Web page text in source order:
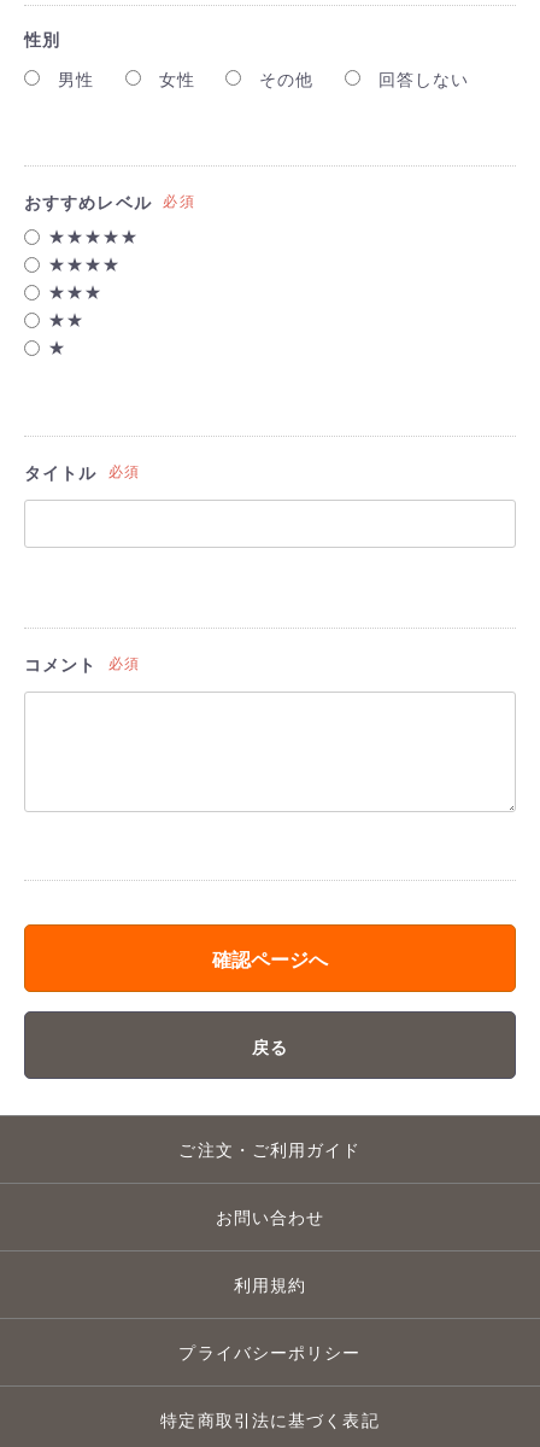
性別
男性
女性 その他 回答しない
おすすめレベル 必須
★★★★★
★★★★
★★★
★★
★
タイトル 必須
コメント 必須
確認ページへ
戻る
ご注文・ご利用ガイド
お問い合わせ
利用規約
プライバシーポリシー
特定商取引法に基づく表記